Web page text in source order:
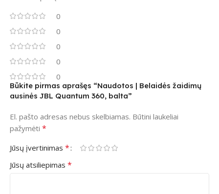
0
0
0
0
0
Būkite pirmas aprašęs “Naudotos | Belaidės žaidimų
ausinės JBL Quantum 360, balta”
El. pašto adresas nebus skelbiamas. Būtini laukeliai
pažymėti *
Jūsų įvertinimas *
Jūsų atsiliepimas *